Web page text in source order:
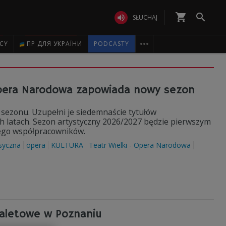
 SŁUCHAJ shopping_cart 
ПР ДЛЯ УКРАЇНИ PODCASTY 
Narodowa zapowiada nowy sezon
Uzupełni je siedemnaście tytułów
Sezon artystyczny 2026/2027 będzie pierwszym
współpracowników.
opera KULTURA
Teatr Wielki - Opera Narodowa
w Poznaniu